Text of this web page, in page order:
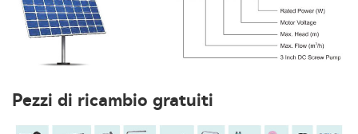
Pezzi di ricambio gratuiti